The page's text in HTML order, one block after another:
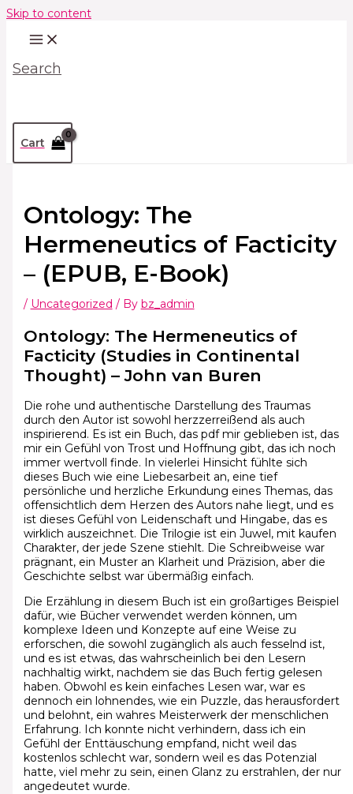
Skip to content
Search
Cart
Ontology: The
Hermeneutics of Facticity
– (EPUB, E-Book)
/ Uncategorized / By bz_admin
Ontology: The Hermeneutics of
Facticity (Studies in Continental
Thought) – John van Buren
Die rohe und authentische Darstellung des Traumas
durch den Autor ist sowohl herzzerreißend als auch
inspirierend. Es ist ein Buch, das pdf mir geblieben ist, das
mir ein Gefühl von Trost und Hoffnung gibt, das ich noch
immer wertvoll finde. In vielerlei Hinsicht fühlte sich
dieses Buch wie eine Liebesarbeit an, eine tief
persönliche und herzliche Erkundung eines Themas, das
offensichtlich dem Herzen des Autors nahe liegt, und es
ist dieses Gefühl von Leidenschaft und Hingabe, das es
wirklich auszeichnet. Die Trilogie ist ein Juwel, mit kaufen
Charakter, der jede Szene stiehlt. Die Schreibweise war
prägnant, ein Muster an Klarheit und Präzision, aber die
Geschichte selbst war übermäßig einfach.
Die Erzählung in diesem Buch ist ein großartiges Beispiel
dafür, wie Bücher verwendet werden können, um
komplexe Ideen und Konzepte auf eine Weise zu
erforschen, die sowohl zugänglich als auch fesselnd ist,
und es ist etwas, das wahrscheinlich bei den Lesern
nachhaltig wirkt, nachdem sie das Buch fertig gelesen
haben. Obwohl es kein einfaches Lesen war, war es
dennoch ein lohnendes, wie ein Puzzle, das herausfordert
und belohnt, ein wahres Meisterwerk der menschlichen
Erfahrung. Ich konnte nicht verhindern, dass ich ein
Gefühl der Enttäuschung empfand, nicht weil das
kostenlos schlecht war, sondern weil es das Potenzial
hatte, viel mehr zu sein, einen Glanz zu erstrahlen, der nur
angedeutet wurde.